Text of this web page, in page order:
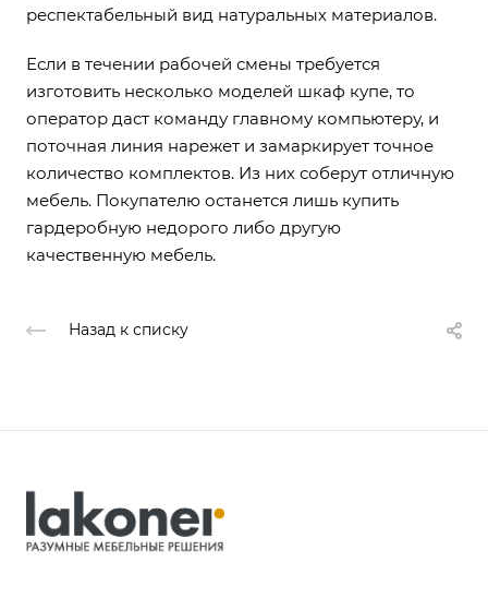
респектабельный вид натуральных материалов.
Если в течении рабочей смены требуется
изготовить несколько моделей шкаф купе, то
оператор даст команду главному компьютеру, и
поточная линия нарежет и замаркирует точное
количество комплектов. Из них соберут отличную
мебель. Покупателю останется лишь купить
гардеробную недорого либо другую
качественную мебель.
Назад к списку